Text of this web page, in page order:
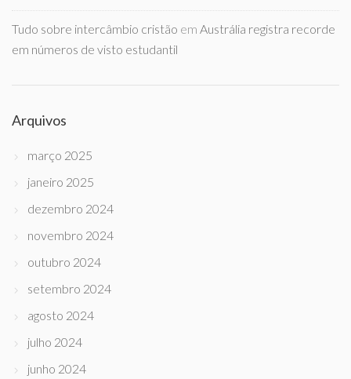
Tudo sobre intercâmbio cristão em Austrália registra recorde
em números de visto estudantil
Arquivos
março 2025
janeiro 2025
dezembro 2024
novembro 2024
outubro 2024
setembro 2024
agosto 2024
julho 2024
junho 2024